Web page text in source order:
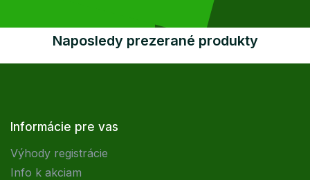
Naposledy prezerané produkty
Informácie pre vas
Výhody registrácie
Info k akciam